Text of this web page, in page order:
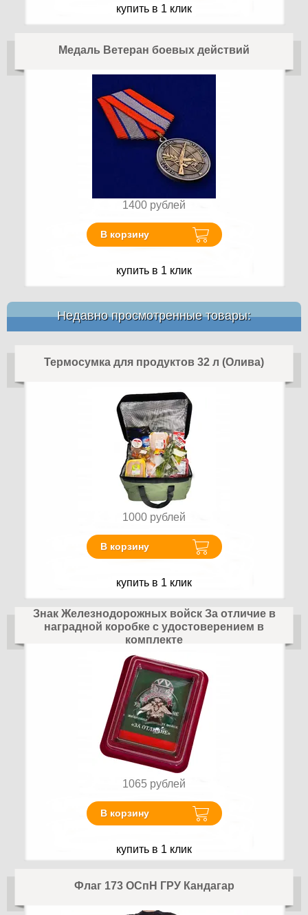
купить в 1 клик
Медаль Ветеран боевых действий
1400 рублей
В корзину
купить в 1 клик
Недавно просмотренные товары:
Термосумка для продуктов 32 л (Олива)
1000 рублей
В корзину
купить в 1 клик
Знак Железнодорожных войск За отличие в
наградной коробке с удостоверением в
комплекте
1065 рублей
В корзину
купить в 1 клик
Флаг 173 ОСпН ГРУ Кандагар